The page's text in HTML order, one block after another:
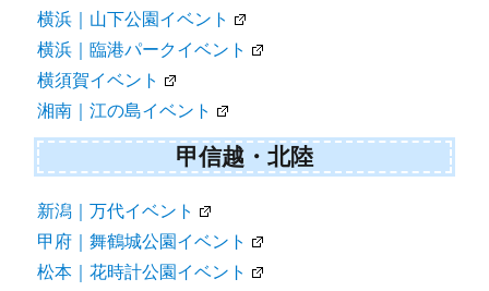
横浜｜山下公園イベント
横浜｜臨港パークイベント
横須賀イベント
湘南｜江の島イベント
甲信越・北陸
新潟｜万代イベント
甲府｜舞鶴城公園イベント
松本｜花時計公園イベント